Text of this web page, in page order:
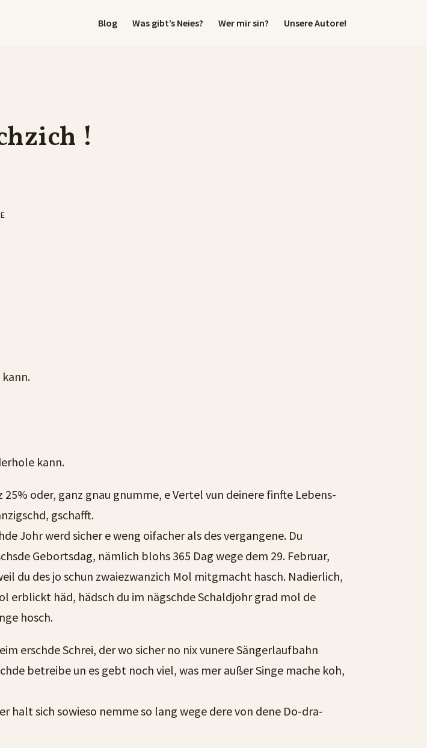
Blog Was gibt’s Neies? Wer mir sin? Unsere Autore!
!
kann.
oder, ganz gnau gnumme, e Vertel vun deinere finfte Lebens-
gschafft.
Johr werd sicher e weng oifacher als des vergangene. Du
Gebortsdag, nämlich blohs 365 Dag wege dem 29. Februar,
du des jo schun zwaiezwanzich Mol mitgmacht hasch. Nadierlich,
erblickt häd, hädsch du im nägschde Schaldjohr grad mol de
hosch.
erschde Schrei, der wo sicher no nix vunere Sängerlaufbahn
betreibe un es gebt noch viel, was mer außer Singe mache koh,
halt sich sowieso nemme so lang wege dere von dene Do-dra-